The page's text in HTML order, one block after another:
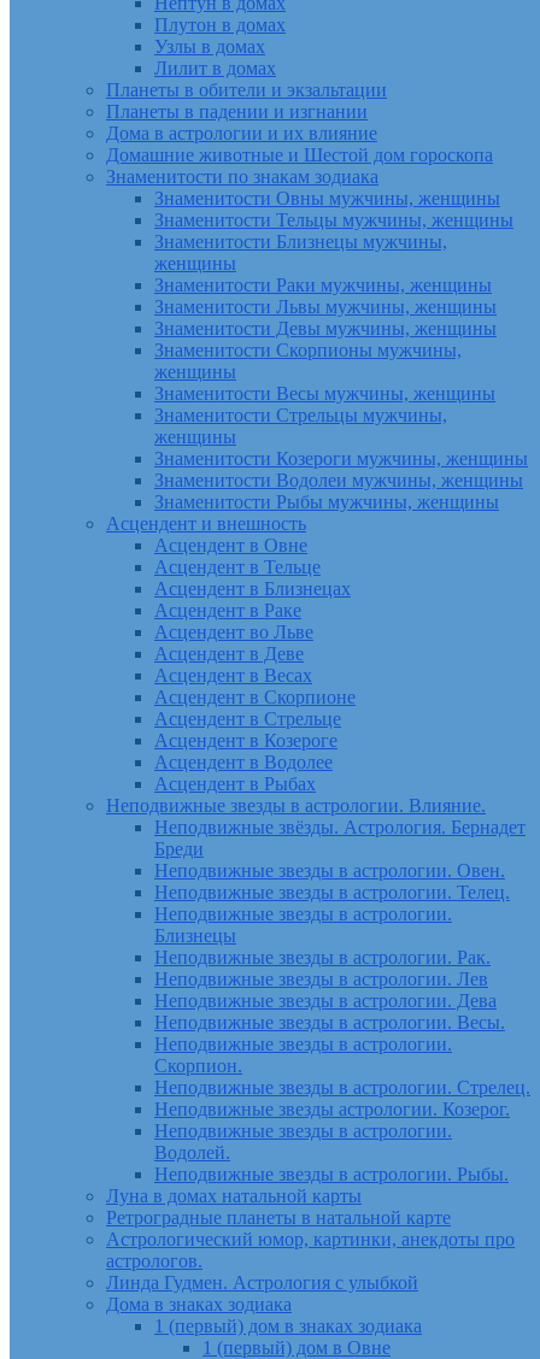
Плутон в домах
Узлы в домах
Лилит в домах
Планеты в обители и экзальтации
Планеты в падении и изгнании
Дома в астрологии и их влияние
Домашние животные и Шестой дом гороскопа
Знаменитости по знакам зодиака
Знаменитости Овны мужчины, женщины
Знаменитости Тельцы мужчины, женщины
Знаменитости Близнецы мужчины,
женщины
Знаменитости Раки мужчины, женщины
Знаменитости Львы мужчины, женщины
Знаменитости Девы мужчины, женщины
Знаменитости Скорпионы мужчины,
женщины
Знаменитости Весы мужчины, женщины
Знаменитости Стрельцы мужчины,
женщины
Знаменитости Козероги мужчины, женщины
Знаменитости Водолеи мужчины, женщины
Знаменитости Рыбы мужчины, женщины
Асцендент и внешность
Асцендент в Овне
Асцендент в Тельце
Асцендент в Близнецах
Асцендент в Раке
Асцендент во Льве
Асцендент в Деве
Асцендент в Весах
Асцендент в Скорпионе
Асцендент в Стрельце
Асцендент в Козероге
Асцендент в Водолее
Асцендент в Рыбах
Неподвижные звезды в астрологии. Влияние.
Неподвижные звёзды. Астрология. Бернадет
Бреди
Неподвижные звезды в астрологии. Овен.
Неподвижные звезды в астрологии. Телец.
Неподвижные звезды в астрологии.
Близнецы
Неподвижные звезды в астрологии. Рак.
Неподвижные звезды в астрологии. Лев
Неподвижные звезды в астрологии. Дева
Неподвижные звезды в астрологии. Весы.
Неподвижные звезды в астрологии.
Скорпион.
Неподвижные звезды в астрологии. Стрелец.
Неподвижные звезды астрологии. Козерог.
Неподвижные звезды в астрологии.
Водолей.
Неподвижные звезды в астрологии. Рыбы.
Луна в домах натальной карты
Ретроградные планеты в натальной карте
Астрологический юмор, картинки, анекдоты про
астрологов.
Линда Гудмен. Астрология с улыбкой
Дома в знаках зодиака
1 (первый) дом в знаках зодиака
1 (первый) дом в Овне